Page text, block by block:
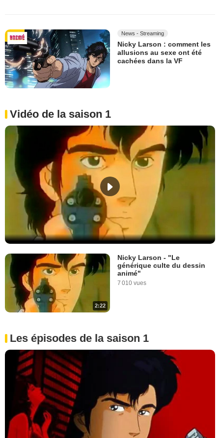
News - Streaming
Nicky Larson : comment les
allusions au sexe ont été
cachées dans la VF
Vidéo de la saison 1
2:22
Nicky Larson - "Le
générique culte du dessin
animé"
7 010 vues
Les épisodes de la saison 1